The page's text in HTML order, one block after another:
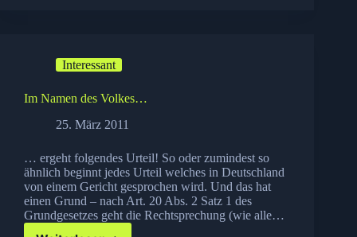
Interessant
Im Namen des Volkes…
25. März 2011
… ergeht folgendes Urteil! So oder zumindest so
ähnlich beginnt jedes Urteil welches in Deutschland
von einem Gericht gesprochen wird. Und das hat
einen Grund – nach Art. 20 Abs. 2 Satz 1 des
Grundgesetzes geht die Rechtsprechung (wie alle…